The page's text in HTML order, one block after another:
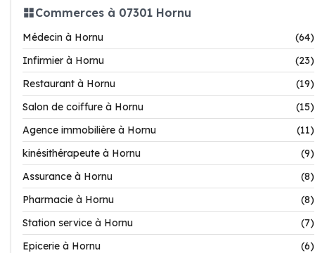
Commerces à 07301 Hornu
Médecin à Hornu
(64)
Infirmier à Hornu
(23)
Restaurant à Hornu
(19)
Salon de coiffure à Hornu
(15)
Agence immobilière à Hornu
(11)
kinésithérapeute à Hornu
(9)
Assurance à Hornu
(8)
Pharmacie à Hornu
(8)
Station service à Hornu
(7)
Epicerie à Hornu
(6)